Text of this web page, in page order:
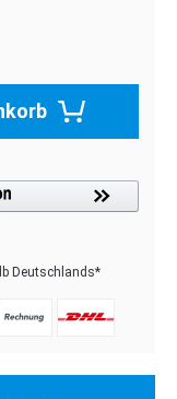
Deutschlands*